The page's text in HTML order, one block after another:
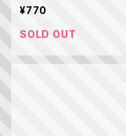
¥770
SOLD OUT